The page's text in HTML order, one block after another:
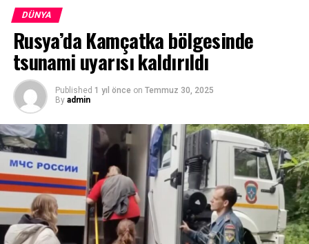
DÜNYA
Rusya’da Kamçatka bölgesinde
tsunami uyarısı kaldırıldı
Published 1 yıl önce on Temmuz 30, 2025
By admin